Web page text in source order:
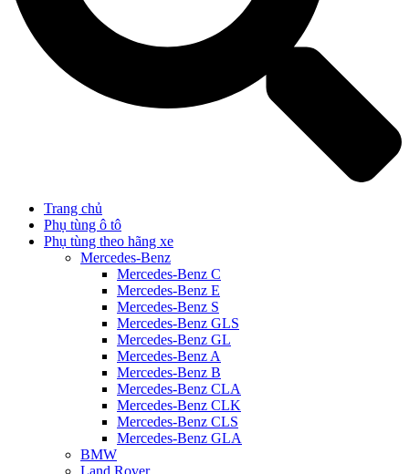
Trang chủ
Phụ tùng ô tô
Phụ tùng theo hãng xe
Mercedes-Benz
Mercedes-Benz C
Mercedes-Benz E
Mercedes-Benz S
Mercedes-Benz GLS
Mercedes-Benz GL
Mercedes-Benz A
Mercedes-Benz B
Mercedes-Benz CLA
Mercedes-Benz CLK
Mercedes-Benz CLS
Mercedes-Benz GLA
BMW
Land Rover